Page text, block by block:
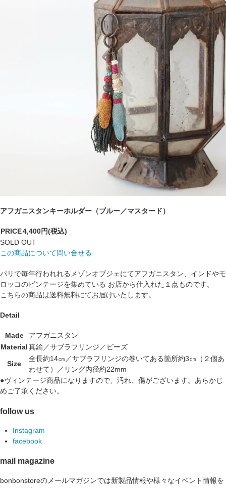
アフガニスタンキーホルダー（ブルー／マスタード）
PRICE4,400円(税込)
SOLD OUT
この商品について問い合せる
パリで毎年行われれるメゾンオブジェにてアフガニスタン、インドやモ
ロッコのビンテージを集めている お店から仕入れた１点ものです。
こちらの商品は送料無料にてお届けいたします。
Detail
Made
アフガニスタン
Material真鍮／サブラフリンジ／ビーズ
Size
全長約14㎝／サブラフリンジの巻いてある箇所約3㎝（２個あ
わせて）／リング内径約22mm
●ヴィンテージ商品になりますので、汚れ、傷がございます。あらかじ
めご了承ください。
follow us
Instagram
facebook
mail magazine
bonbonstoreのメールマガジンでは新製品情報や様々なイベント情報を